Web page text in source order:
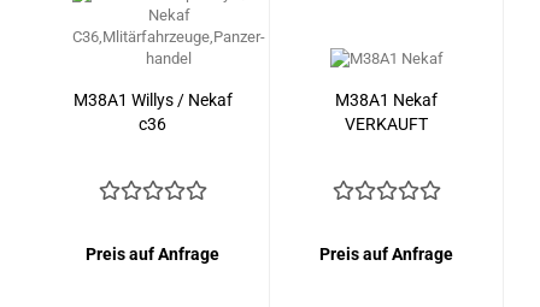
M38A1 Willys / Nekaf
c36
Preis auf Anfrage
M38A1 Nekaf
VERKAUFT
Preis auf Anfrage